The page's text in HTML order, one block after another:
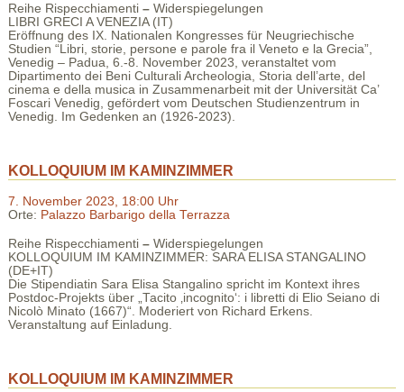
Reihe Rispecchiamenti –Widerspiegelungen
LIBRI GRECI A VENEZIA (IT)
Eröffnung des IX. Nationalen Kongresses für Neugriechische
Studien “Libri, storie, persone e parole fra il Veneto e la Grecia”,
Venedig – Padua, 6.-8. November 2023, veranstaltet vom
Dipartimento dei Beni Culturali Archeologia, Storia dell’arte, del
cinema e della musica in Zusammenarbeit mit der Universität Ca’
Foscari Venedig, gefördert vom Deutschen Studienzentrum in
Venedig. Im Gedenken an (1926-2023).
KOLLOQUIUM IM KAMINZIMMER
7. November 2023, 18:00 Uhr
Orte: Palazzo Barbarigo della Terrazza
Reihe Rispecchiamenti –Widerspiegelungen
KOLLOQUIUM IM KAMINZIMMER: SARA ELISA STANGALINO
(DE+IT)
Die Stipendiatin Sara Elisa Stangalino spricht im Kontext ihres
Postdoc-Projekts über „Tacito ‚incognito‘: i libretti di Elio Seiano di
Nicolò Minato (1667)“. Moderiert von Richard Erkens.
Veranstaltung auf Einladung.
KOLLOQUIUM IM KAMINZIMMER